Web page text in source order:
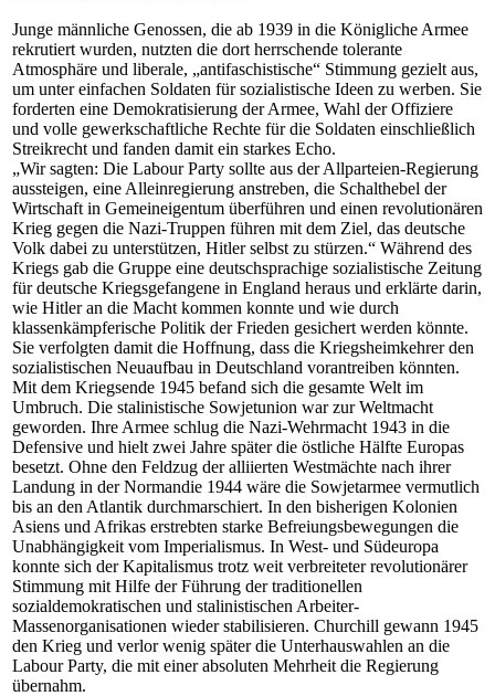
Junge männliche Genossen, die ab 1939 in die Königliche Armee
rekrutiert wurden, nutzten die dort herrschende tolerante
Atmosphäre und liberale, „antifaschistische“ Stimmung gezielt aus,
um unter einfachen Soldaten für sozialistische Ideen zu werben. Sie
forderten eine Demokratisierung der Armee, Wahl der Offiziere
und volle gewerkschaftliche Rechte für die Soldaten einschließlich
Streikrecht und fanden damit ein starkes Echo.
„Wir sagten: Die Labour Party sollte aus der Allparteien-Regierung
aussteigen, eine Alleinregierung anstreben, die Schalthebel der
Wirtschaft in Gemeineigentum überführen und einen revolutionären
Krieg gegen die Nazi-Truppen führen mit dem Ziel, das deutsche
Volk dabei zu unterstützen, Hitler selbst zu stürzen.“ Während des
Kriegs gab die Gruppe eine deutschsprachige sozialistische Zeitung
für deutsche Kriegsgefangene in England heraus und erklärte darin,
wie Hitler an die Macht kommen konnte und wie durch
klassenkämpferische Politik der Frieden gesichert werden könnte.
Sie verfolgten damit die Hoffnung, dass die Kriegsheimkehrer den
sozialistischen Neuaufbau in Deutschland vorantreiben könnten.
Mit dem Kriegsende 1945 befand sich die gesamte Welt im
Umbruch. Die stalinistische Sowjetunion war zur Weltmacht
geworden. Ihre Armee schlug die Nazi-Wehrmacht 1943 in die
Defensive und hielt zwei Jahre später die östliche Hälfte Europas
besetzt. Ohne den Feldzug der alliierten Westmächte nach ihrer
Landung in der Normandie 1944 wäre die Sowjetarmee vermutlich
bis an den Atlantik durchmarschiert. In den bisherigen Kolonien
Asiens und Afrikas erstrebten starke Befreiungsbewegungen die
Unabhängigkeit vom Imperialismus. In West- und Südeuropa
konnte sich der Kapitalismus trotz weit verbreiteter revolutionärer
Stimmung mit Hilfe der Führung der traditionellen
sozialdemokratischen und stalinistischen Arbeiter-
Massenorganisationen wieder stabilisieren. Churchill gewann 1945
den Krieg und verlor wenig später die Unterhauswahlen an die
Labour Party, die mit einer absoluten Mehrheit die Regierung
übernahm.